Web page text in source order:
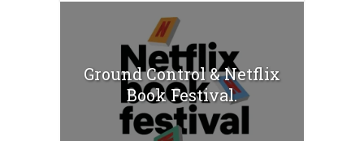
Ground Control & Netflix
Book Festival.